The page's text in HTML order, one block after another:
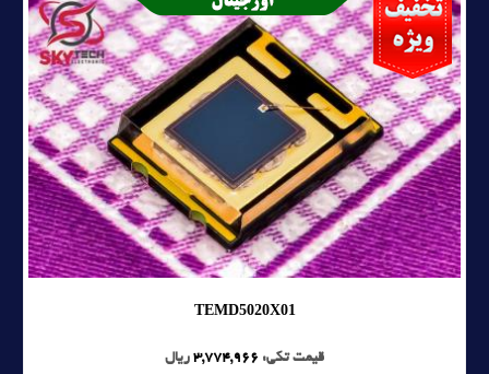
TEMD5020X01
قیمت تکی: 3,774,966 ریال